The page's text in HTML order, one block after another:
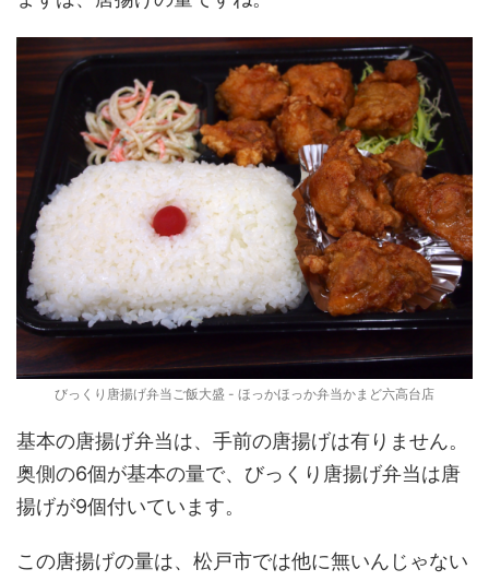
びっくり唐揚げ弁当ご飯大盛 - ほっかほっか弁当かまど六高台店
基本の唐揚げ弁当は、手前の唐揚げは有りません。
奥側の6個が基本の量で、びっくり唐揚げ弁当は唐
揚げが9個付いています。
この唐揚げの量は、松戸市では他に無いんじゃない